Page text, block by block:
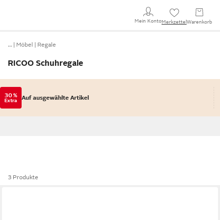
Mein KontoMerkzettel Warenkorb
… Möbel Regale
RICOO Schuhregale
30 %
Extra Auf ausgewählte Artikel
3 Produkte